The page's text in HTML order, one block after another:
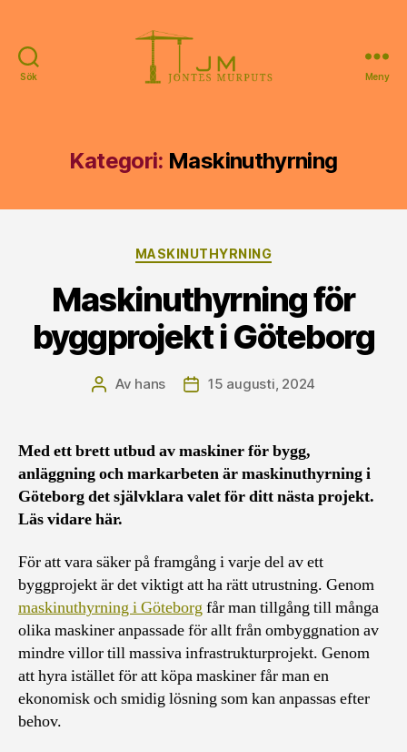
Sök Meny
Kategori: Maskinuthyrning
Kategorier
MASKINUTHYRNING
Maskinuthyrning för
byggprojekt i Göteborg
Inläggsförfattare
Av hans Inläggsdatum
15 augusti, 2024
Med ett brett utbud av maskiner för bygg,
anläggning och markarbeten är maskinuthyrning i
Göteborg det självklara valet för ditt nästa projekt.
Läs vidare här.
För att vara säker på framgång i varje del av ett
byggprojekt är det viktigt att ha rätt utrustning. Genom
maskinuthyrning i Göteborgfår man tillgång till många
olika maskiner anpassade för allt från ombyggnation av
mindre villor till massiva infrastrukturprojekt. Genom
att hyra istället för att köpa maskiner får man en
ekonomisk och smidig lösning som kan anpassas efter
behov.